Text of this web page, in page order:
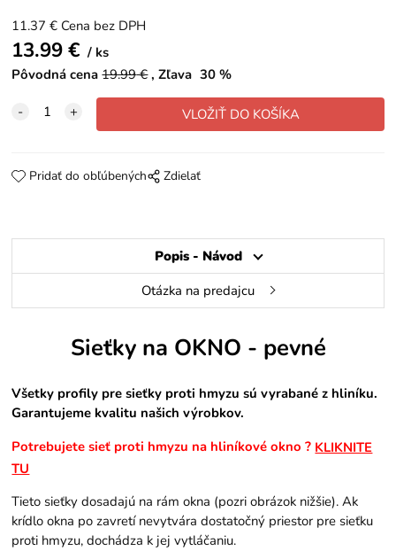
11.37 € Cena bez DPH
13.99€
ks
Pôvodná cena 19.99€ Zľava 30 %
Pridať do obľúbených Zdielať
Popis - Návod
Otázka na predajcu
Sieťky na OKNO - pevné
Všetky profily pre sieťky proti hmyzu sú vyrabané z hliníku.
Garantujeme kvalitu našich výrobkov.
Potrebujete sieť proti hmyzu na hliníkové okno ? KLIKNITE
TU
Tieto sieťky dosadajú na rám okna (pozri obrázok nižšie). Ak
krídlo okna po zavretí nevytvára dostatočný priestor pre sieťku
proti hmyzu, dochádza k jej vytláčaniu.